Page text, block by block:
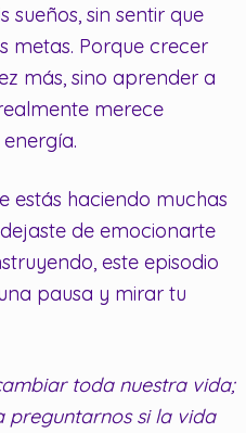
sin sentir que
metas. Porque crecer
más, sino aprender a
merece
estás haciendo muchas
de emocionarte
este episodio
pausa y mirar tu
toda nuestra vida;
preguntarnos si la vida